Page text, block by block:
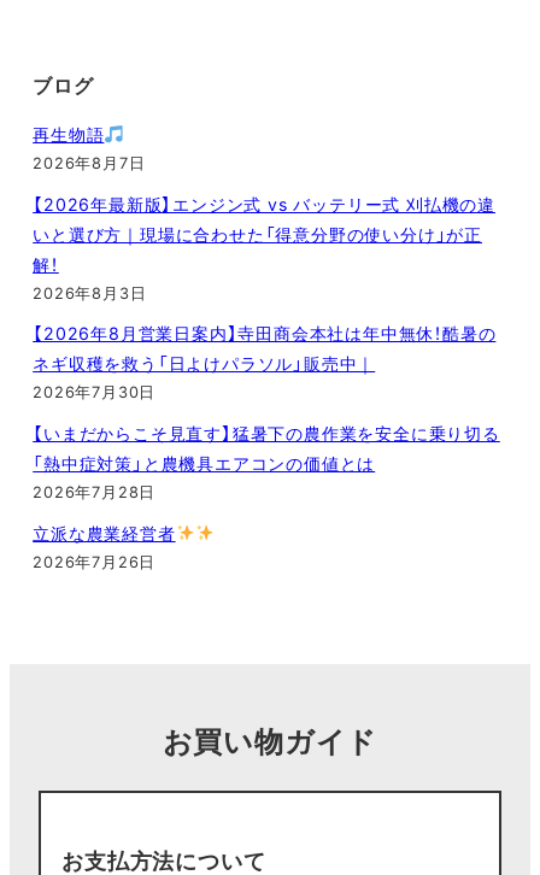
ブログ
再生物語
2026年8月7日
【2026年最新版】エンジン式 vs バッテリー式 刈払機の違
いと選び方｜現場に合わせた「得意分野の使い分け」が正
解！
2026年8月3日
【2026年8月営業日案内】寺田商会本社は年中無休！酷暑の
ネギ収穫を救う「日よけパラソル」販売中｜
2026年7月30日
【いまだからこそ見直す】猛暑下の農作業を安全に乗り切る
「熱中症対策」と農機具エアコンの価値とは
2026年7月28日
立派な農業経営者
2026年7月26日
お買い物ガイド
お支払方法について